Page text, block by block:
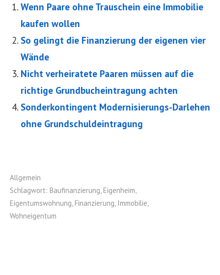
Wenn Paare ohne Trauschein eine Immobilie
kaufen wollen
So gelingt die Finanzierung der eigenen vier
Wände
Nicht verheiratete Paaren müssen auf die
richtige Grundbucheintragung achten
Sonderkontingent Modernisierungs-Darlehen
ohne Grundschuldeintragung
Allgemein
Schlagwort: Baufinanzierung, Eigenheim,
Eigentumswohnung, Finanzierung, Immobilie,
Wohneigentum